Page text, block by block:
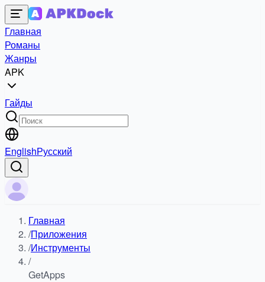
Главная
Романы
Жанры
APK
Гайды
EnglishРусский
Главная
/Приложения
/Инструменты
/
GetApps